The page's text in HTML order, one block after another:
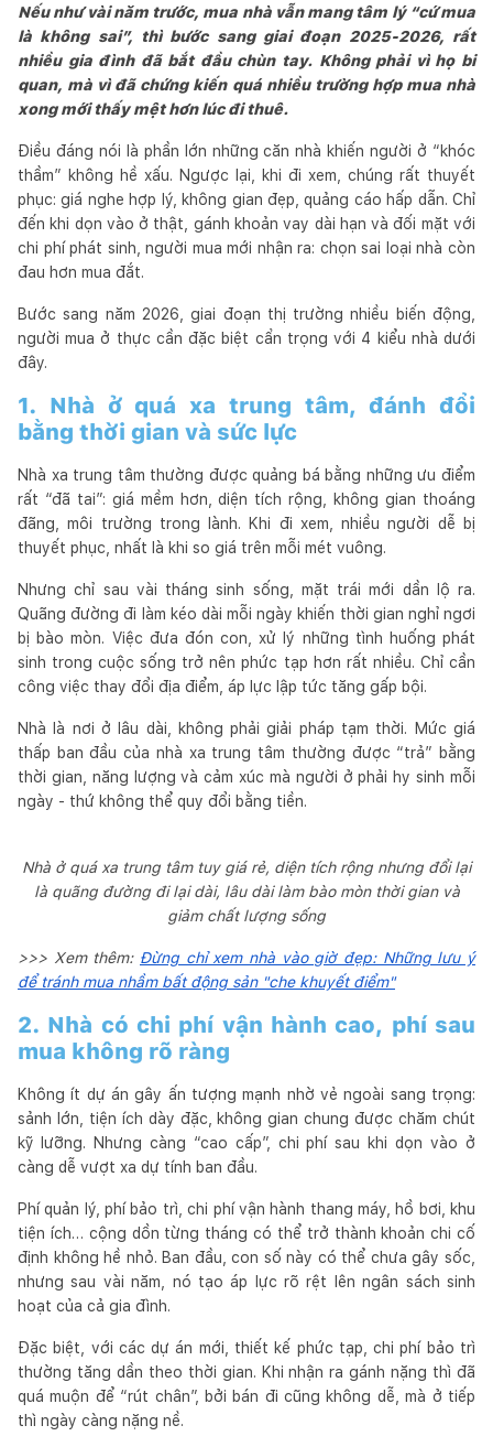
Nếu như vài năm trước, mua nhà vẫn mang tâm lý “cứ mua
là không sai”, thì bước sang giai đoạn 2025-2026, rất
nhiều gia đình đã bắt đầu chùn tay. Không phải vì họ bi
quan, mà vì đã chứng kiến quá nhiều trường hợp mua nhà
xong mới thấy mệt hơn lúc đi thuê.
Điều đáng nói là phần lớn những căn nhà khiến người ở “khóc
thầm” không hề xấu. Ngược lại, khi đi xem, chúng rất thuyết
phục: giá nghe hợp lý, không gian đẹp, quảng cáo hấp dẫn. Chỉ
đến khi dọn vào ở thật, gánh khoản vay dài hạn và đối mặt với
chi phí phát sinh, người mua mới nhận ra: chọn sai loại nhà còn
đau hơn mua đắt.
Bước sang năm 2026, giai đoạn thị trường nhiều biến động,
người mua ở thực cần đặc biệt cẩn trọng với 4 kiểu nhà dưới
đây.
1. Nhà ở quá xa trung tâm, đánh đổi
bằng thời gian và sức lực
Nhà xa trung tâm thường được quảng bá bằng những ưu điểm
rất “đã tai”: giá mềm hơn, diện tích rộng, không gian thoáng
đãng, môi trường trong lành. Khi đi xem, nhiều người dễ bị
thuyết phục, nhất là khi so giá trên mỗi mét vuông.
Nhưng chỉ sau vài tháng sinh sống, mặt trái mới dần lộ ra.
Quãng đường đi làm kéo dài mỗi ngày khiến thời gian nghỉ ngơi
bị bào mòn. Việc đưa đón con, xử lý những tình huống phát
sinh trong cuộc sống trở nên phức tạp hơn rất nhiều. Chỉ cần
công việc thay đổi địa điểm, áp lực lập tức tăng gấp bội.
Nhà là nơi ở lâu dài, không phải giải pháp tạm thời. Mức giá
thấp ban đầu của nhà xa trung tâm thường được “trả” bằng
thời gian, năng lượng và cảm xúc mà người ở phải hy sinh mỗi
ngày - thứ không thể quy đổi bằng tiền.
Nhà ở quá xa trung tâm tuy giá rẻ, diện tích rộng nhưng đổi lại
là quãng đường đi lại dài, lâu dài làm bào mòn thời gian và
giảm chất lượng sống
>>> Xem thêm: Đừng chỉ xem nhà vào giờ đẹp: Những lưu ý
để tránh mua nhầm bất động sản "che khuyết điểm"
2. Nhà có chi phí vận hành cao, phí sau
mua không rõ ràng
Không ít dự án gây ấn tượng mạnh nhờ vẻ ngoài sang trọng:
sảnh lớn, tiện ích dày đặc, không gian chung được chăm chút
kỹ lưỡng. Nhưng càng “cao cấp”, chi phí sau khi dọn vào ở
càng dễ vượt xa dự tính ban đầu.
Phí quản lý, phí bảo trì, chi phí vận hành thang máy, hồ bơi, khu
tiện ích… cộng dồn từng tháng có thể trở thành khoản chi cố
định không hề nhỏ. Ban đầu, con số này có thể chưa gây sốc,
nhưng sau vài năm, nó tạo áp lực rõ rệt lên ngân sách sinh
hoạt của cả gia đình.
Đặc biệt, với các dự án mới, thiết kế phức tạp, chi phí bảo trì
thường tăng dần theo thời gian. Khi nhận ra gánh nặng thì đã
quá muộn để “rút chân”, bởi bán đi cũng không dễ, mà ở tiếp
thì ngày càng nặng nề.